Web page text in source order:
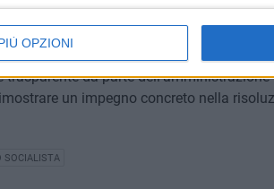
OPZIONI
sui tempi previsti per l'inizio delle
da parte dell'amministrazione
un impegno concreto nella
SOCIALISTA